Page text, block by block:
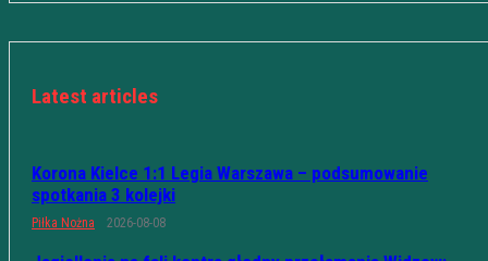
Latest articles
Korona Kielce 1:1 Legia Warszawa – podsumowanie
spotkania 3 kolejki
Piłka Nożna 2026-08-08